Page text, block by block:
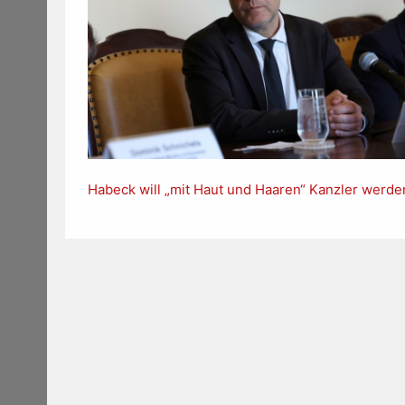
Habeck will „mit Haut und Haaren“ Kanzler